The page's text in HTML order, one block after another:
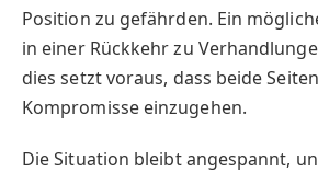
Position zu gefährden. Ein
in einer Rückkehr zu
dies setzt voraus, dass beide
Kompromisse einzugehen.
Die Situation bleibt angespannt,